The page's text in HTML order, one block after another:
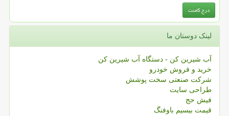
لینک دوستان ما
آب شیرین کن - دستگاه آب شیرین کن
خرید و فروش خودرو
شرکت صنعتی سخت پوشش
طراحی سایت
فیش حج
قیمت بیسیم باوفنگ